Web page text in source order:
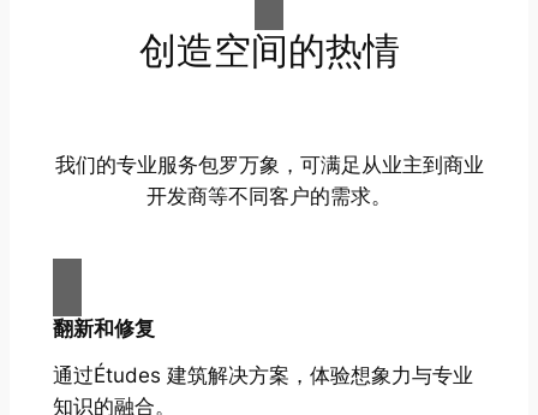
创造空间的热情
我们的专业服务包罗万象，可满足从业主到商业
开发商等不同客户的需求。
翻新和修复
通过Études 建筑解决方案，体验想象力与专业
知识的融合。